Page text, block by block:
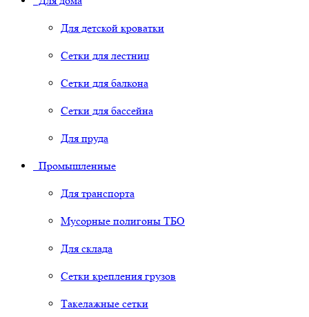
Для детской кроватки
Сетки для лестниц
Сетки для балкона
Сетки для бассейна
Для пруда
Промышленные
Для транспорта
Мусорные полигоны ТБО
Для склада
Сетки крепления грузов
Такелажные сетки